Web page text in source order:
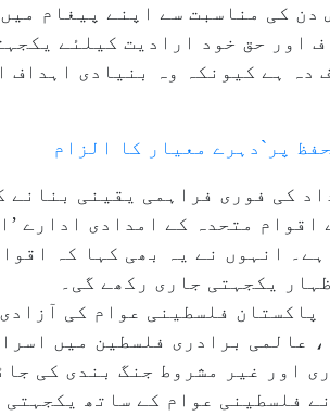
کی مناسبت سے اپنے پیغام
اور حق خود ارادیت کیلئے
دہ ہے کیونکہ وہ بنیادی اہداف
پر`دہرے معیار کا الزام
کی فوری فراہمی یقینی
متحدہ کے امدادی ادارے
انہوں نے یہ بھی کہا کہ
یکجہتی جاری رکھے گی۔
فلسطینی عوام کی
عالمی برادری فلسطین میں
اور غیر مشروط جنگ بندی کی
فلسطینی عوام کے ساتھ